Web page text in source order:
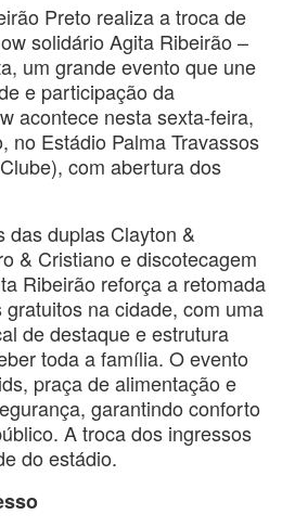
Preto realiza a troca de
solidário Agita Ribeirão –
um grande evento que une
e participação da
acontece nesta sexta-feira,
no Estádio Palma Travassos
com abertura dos
das duplas Clayton &
& Cristiano e discotecagem
Ribeirão reforça a retomada
na cidade, com uma
de destaque e estrutura
toda a família. O evento
praça de alimentação e
garantindo conforto
A troca dos ingressos
do estádio.